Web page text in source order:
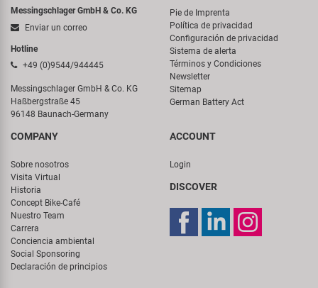
Messingschlager GmbH & Co. KG
Enviar un correo
Hotline
+49 (0)9544/944445
Messingschlager GmbH & Co. KG
Haßbergstraße 45
96148 Baunach-Germany
Pie de Imprenta
Política de privacidad
Configuración de privacidad
Sistema de alerta
Términos y Condiciones
Newsletter
Sitemap
German Battery Act
COMPANY
Sobre nosotros
Visita Virtual
Historia
Concept Bike-Café
Nuestro Team
Carrera
Conciencia ambiental
Social Sponsoring
Declaración de principios
ACCOUNT
Login
DISCOVER